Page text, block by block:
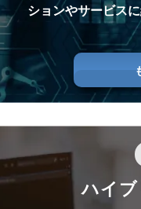
複数拠点に分散
管理負担
利用企業の声
複数の拠点それ
てて管理してい
う連絡があるた
管理は大きな負
ションやサービス
利用ケース：
自動化とコン
業界
ハイ